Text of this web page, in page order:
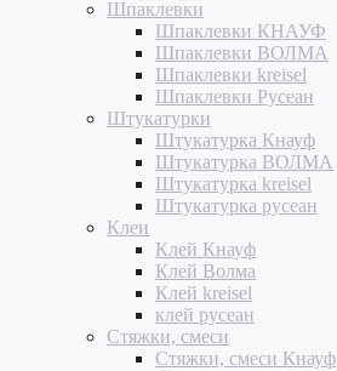
Шпаклевки
Шпаклевки КНАУФ
Шпаклевки ВОЛМА
Шпаклевки kreisel
Шпаклевки Русеан
Штукатурки
Штукатурка Кнауф
Штукатурка ВОЛМА
Штукатурка kreisel
Штукатурка русеан
Клеи
Клей Кнауф
Клей Волма
Клей kreisel
клей русеан
Стяжки, смеси
Стяжки, смеси Кнауф